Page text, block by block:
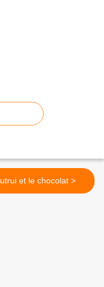
Autrui et le chocolat >